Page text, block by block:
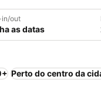
out
as datas
Perto do centro da